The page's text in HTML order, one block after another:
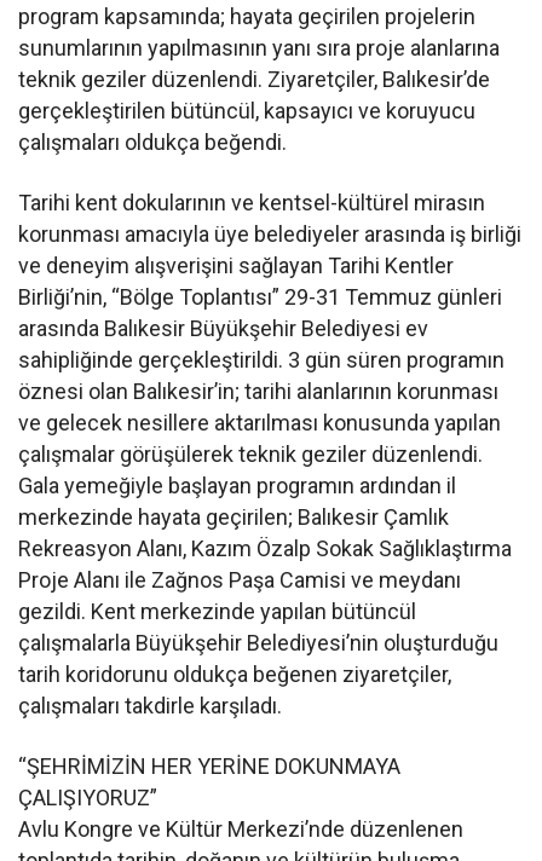
program kapsamında; hayata geçirilen projelerin
sunumlarının yapılmasının yanı sıra proje alanlarına
teknik geziler düzenlendi. Ziyaretçiler, Balıkesir’de
gerçekleştirilen bütüncül, kapsayıcı ve koruyucu
çalışmaları oldukça beğendi.
Tarihi kent dokularının ve kentsel-kültürel mirasın
korunması amacıyla üye belediyeler arasında iş birliği
ve deneyim alışverişini sağlayan Tarihi Kentler
Birliği’nin, “Bölge Toplantısı” 29-31 Temmuz günleri
arasında Balıkesir Büyükşehir Belediyesi ev
sahipliğinde gerçekleştirildi. 3 gün süren programın
öznesi olan Balıkesir’in; tarihi alanlarının korunması
ve gelecek nesillere aktarılması konusunda yapılan
çalışmalar görüşülerek teknik geziler düzenlendi.
Gala yemeğiyle başlayan programın ardından il
merkezinde hayata geçirilen; Balıkesir Çamlık
Rekreasyon Alanı, Kazım Özalp Sokak Sağlıklaştırma
Proje Alanı ile Zağnos Paşa Camisi ve meydanı
gezildi. Kent merkezinde yapılan bütüncül
çalışmalarla Büyükşehir Belediyesi’nin oluşturduğu
tarih koridorunu oldukça beğenen ziyaretçiler,
çalışmaları takdirle karşıladı.
“ŞEHRİMİZİN HER YERİNE DOKUNMAYA
ÇALIŞIYORUZ”
Avlu Kongre ve Kültür Merkezi’nde düzenlenen